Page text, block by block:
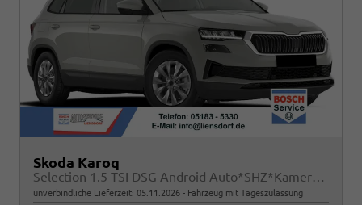
Skoda Karoq
Selection 1.5 TSI DSG Android Auto*SHZ*Kamera*PDC v/h*Klimaauto*SUNSET*LED
unverbindliche Lieferzeit: 05.11.2026 Fahrzeug mit Tageszulassung